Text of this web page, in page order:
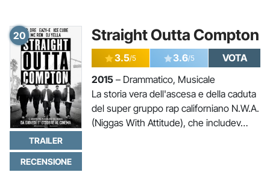
20 Straight Outta Compton
TRAILER
RECENSIONE
3.5/5 3.6/5
VOTA
2015 – Drammatico, Musicale
La storia vera dell'ascesa e della caduta
del super gruppo rap californiano N.W.A.
(Niggas With Attitude), che includev…